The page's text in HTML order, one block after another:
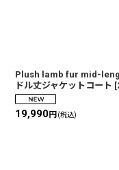
Plush lamb fur mid-
ドル丈ジャケットコート [
19,990円 (税込)